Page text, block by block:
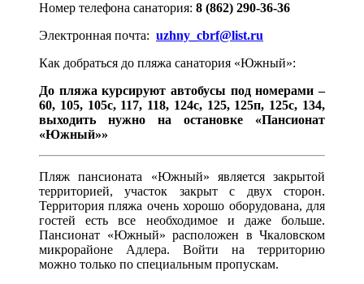
Номер телефона санатория: 8 (862) 290-36-36
Электронная почта: uzhny_cbrf@list.ru
Как добраться до пляжа санатория «Южный»:
До пляжа курсируют автобусы под номерами –
60, 105, 105с, 117, 118, 124с, 125, 125п, 125с, 134,
выходить нужно на остановке «Пансионат
«Южный»»
Пляж пансионата «Южный» является закрытой
территорией, участок закрыт с двух сторон.
Территория пляжа очень хорошо оборудована, для
гостей есть все необходимое и даже больше.
Пансионат «Южный» расположен в Чкаловском
микрорайоне Адлера. Войти на территорию
можно только по специальным пропускам.